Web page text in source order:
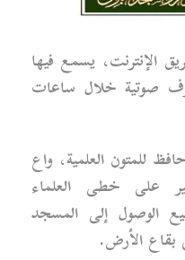
الإنترنت، يسمع فيها
صوتية خلال ساعات
للمتون العلمية، واع
على خطى العلماء
الوصول إلى المسجد
بقاع الأرض.